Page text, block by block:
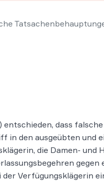
) entschieden, dass
den ausgeübten und
die Damen- und
gegen
Verfügungsklägerin